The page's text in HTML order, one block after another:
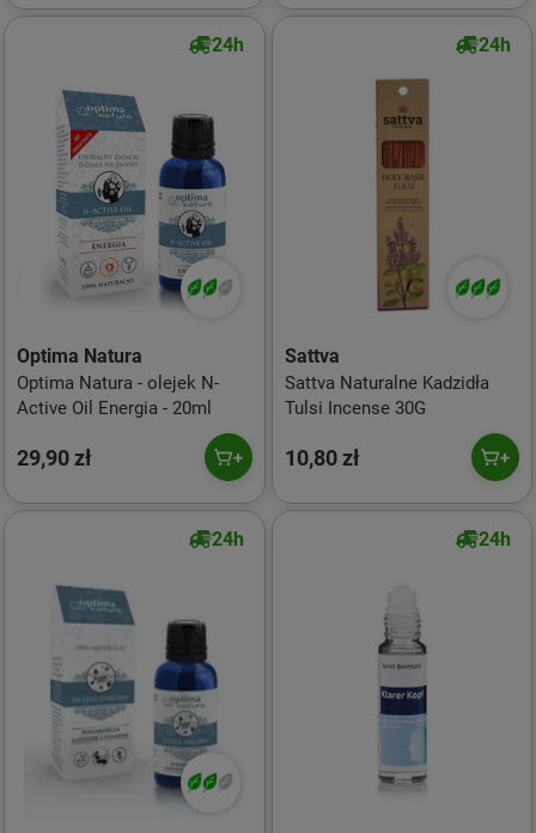
24h
Optima Natura
Optima Natura - olejek N-
Active Oil Energia - 20ml
29,90 zł
24h
Sattva
Sattva Naturalne Kadzidła
Tulsi Incense 30G
10,80 zł
24h 24h